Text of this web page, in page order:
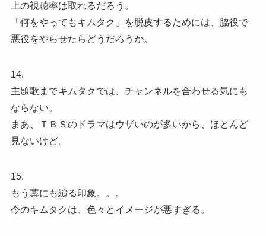
上の視聴率は取れるだろう。
「何をやってもキムタク」を脱皮するためには、脇役で
悪役をやらせたらどうだろうか。
14.
主題歌までキムタクでは、チャンネルを合わせる気にも
ならない。
まあ、ＴＢＳのドラマはウザいのが多いから、ほとんど
見ないけど。
15.
もう藁にも縋る印象。。。
今のキムタクは、色々とイメージが悪すぎる。